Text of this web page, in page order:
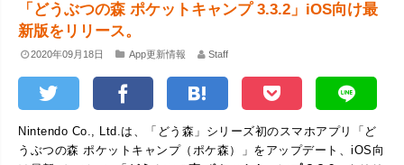
「どうぶつの森 ポケットキャンプ 3.3.2」iOS向け最
新版をリリース。
2020年09月18日 App更新情報 Staff
Nintendo Co., Ltd.は、「どう森」シリーズ初のスマホアプリ「ど
うぶつの森 ポケットキャンプ（ポケ森）」をアップデート、iOS向